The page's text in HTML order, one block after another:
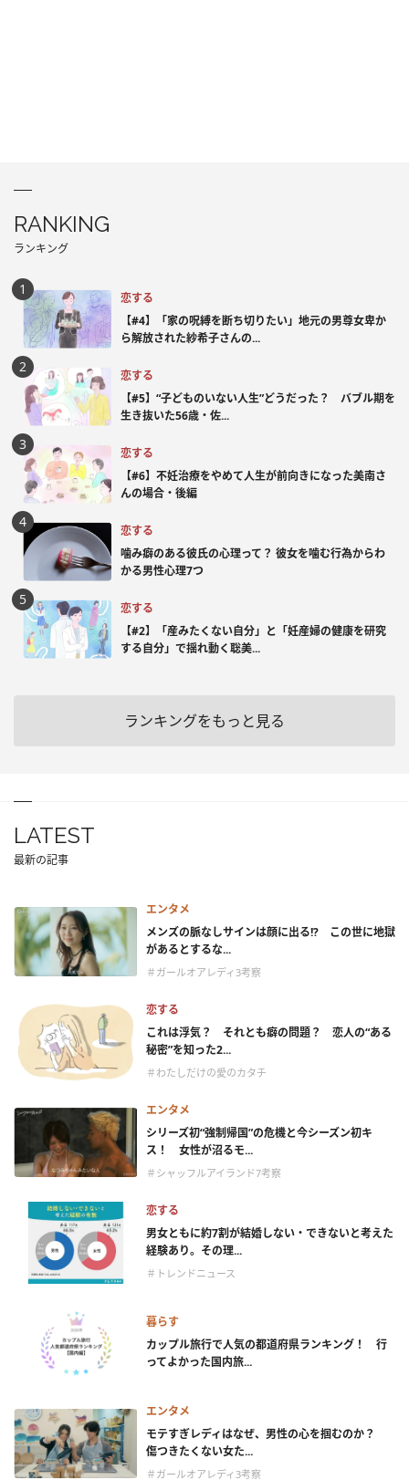
RANKING
ランキング
恋する
【#4】「家の呪縛を断ち切りたい」地元の男尊女卑か
ら解放された紗希子さんの...
恋する
【#5】“子どものいない人生”どうだった？ バブル期を
生き抜いた56歳・佐...
恋する
【#6】不妊治療をやめて人生が前向きになった美南さ
んの場合・後編
恋する
噛み癖のある彼氏の心理って？ 彼女を噛む行為からわ
かる男性心理7つ
恋する
【#2】「産みたくない自分」と「妊産婦の健康を研究
する自分」で揺れ動く聡美...
ランキングをもっと見る
LATEST
最新の記事
エンタメ
メンズの脈なしサインは顔に出る!? この世に地獄
があるとするな...
＃ガールオアレディ3考察
恋する
これは浮気？ それとも癖の問題？ 恋人の“ある
秘密”を知った2...
＃わたしだけの愛のカタチ
エンタメ
シリーズ初“強制帰国”の危機と今シーズン初キ
ス！ 女性が沼るモ...
＃シャッフルアイランド7考察
恋する
男女ともに約7割が結婚しない・できないと考えた
経験あり。その理...
＃トレンドニュース
暮らす
カップル旅行で人気の都道府県ランキング！ 行
ってよかった国内旅...
エンタメ
モテすぎレディはなぜ、男性の心を掴むのか？
傷つきたくない女た...
＃ガールオアレディ3考察